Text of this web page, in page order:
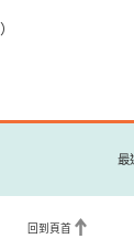
最
回到頁首